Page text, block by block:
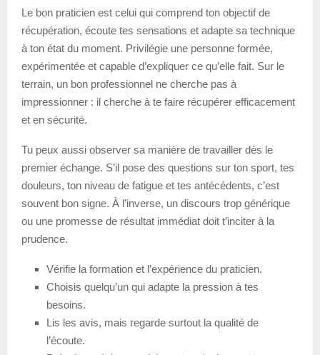
Le bon praticien est celui qui comprend ton objectif de
récupération, écoute tes sensations et adapte sa technique
à ton état du moment. Privilégie une personne formée,
expérimentée et capable d’expliquer ce qu’elle fait. Sur le
terrain, un bon professionnel ne cherche pas à
impressionner : il cherche à te faire récupérer efficacement
et en sécurité.
Tu peux aussi observer sa manière de travailler dès le
premier échange. S’il pose des questions sur ton sport, tes
douleurs, ton niveau de fatigue et tes antécédents, c’est
souvent bon signe. À l’inverse, un discours trop générique
ou une promesse de résultat immédiat doit t’inciter à la
prudence.
Vérifie la formation et l’expérience du praticien.
Choisis quelqu’un qui adapte la pression à tes
besoins.
Lis les avis, mais regarde surtout la qualité de
l’écoute.